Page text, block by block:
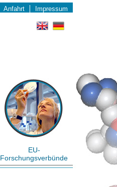
Anfahrt Impressum
EU-
Forschungsverbünde